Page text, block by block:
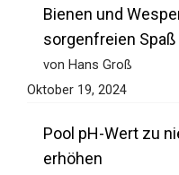
Bienen und
sorgenfreien Spaß
von Hans Groß
Oktober 19, 2024
Pool pH-Wert zu
erhöhen